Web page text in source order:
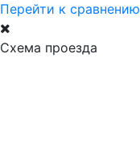
Перейти к сравнению
Схема проезда